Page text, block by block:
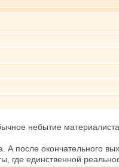
небытие
после окончательного
где единственной